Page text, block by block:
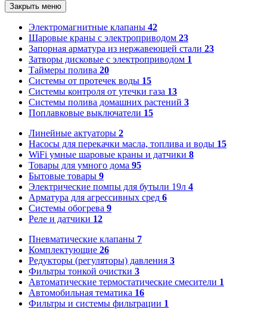
Закрыть меню
Электромагнитные клапаны 42
Шаровые краны с электроприводом 23
Запорная арматура из нержавеющей стали 23
Затворы дисковые с электроприводом 1
Таймеры полива 20
Системы от протечек воды 15
Системы контроля от утечки газа 13
Системы полива домашних растений 3
Поплавковые выключатели 15
Линейные актуаторы 2
Насосы для перекачки масла, топлива и воды 15
WiFi умные шаровые краны и датчики 8
Товары для умного дома 95
Бытовые товары 9
Электрические помпы для бутыли 19л 4
Арматура для агрессивных сред 6
Системы обогрева 9
Реле и датчики 12
Пневматические клапаны 7
Комплектующие 26
Редукторы (регуляторы) давления 3
Фильтры тонкой очистки 3
Автоматические термостатические смесители 1
Автомобильная тематика 16
Фильтры и системы фильтрации 1